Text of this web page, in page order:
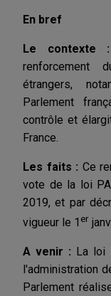
En bref
Le contexte :
renforcement
étrangers,
Parlement
contrôle et
France.
Les faits : Ce
vote de la loi
2019, et par
vigueur le 1 er
A venir : La loi
l'administration
Parlement